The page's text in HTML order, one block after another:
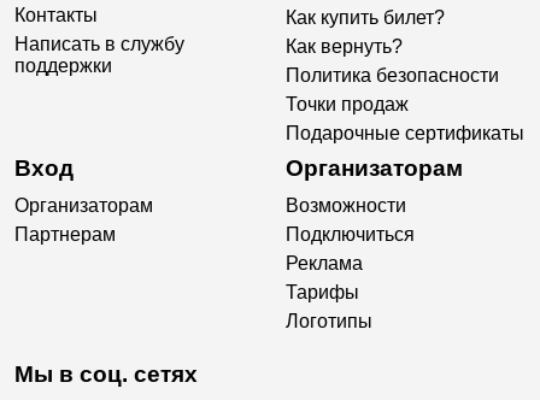
Контакты
Написать в службу
поддержки
Как купить билет?
Как вернуть?
Политика безопасности
Точки продаж
Подарочные сертификаты
Вход
Организаторам
Партнерам
Организаторам
Возможности
Подключиться
Реклама
Тарифы
Логотипы
Мы в соц. сетях